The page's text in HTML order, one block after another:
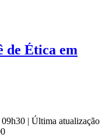
de Ética em
| Última atualização